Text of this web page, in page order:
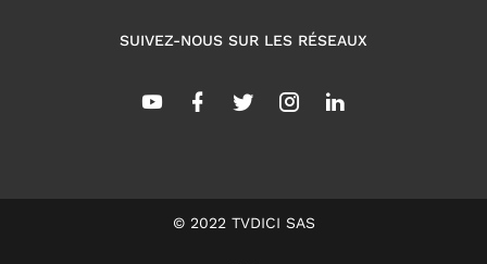
SUIVEZ-NOUS SUR LES RÉSEAUX
© 2022 TVDICI SAS